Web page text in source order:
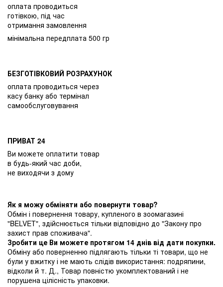
оплата проводиться
готівкою, під час
отримання замовлення
мінімальна передплата 500 гр
БЕЗГОТІВКОВИЙ РОЗРАХУНОК
оплата проводиться через
касу банку або термінал
самообслуговування
ПРИВАТ 24
Ви можете оплатити товар
в будь-який час доби,
не виходячи з дому
Як я можу обміняти або повернути товар?
Обмін і повернення товару, купленого в зоомагазині
"BELVET", здійснюється тільки відповідно до "Закону про
захист прав споживача".
Зробити це Ви можете протягом 14 днів від дати покупки.
Обміну або поверненню підлягають тільки ті товари, що не
були у вжитку і не мають слідів використання: подряпини,
відколи й т. Д., Товар повністю укомплектований і не
порушена цілісність упаковки.